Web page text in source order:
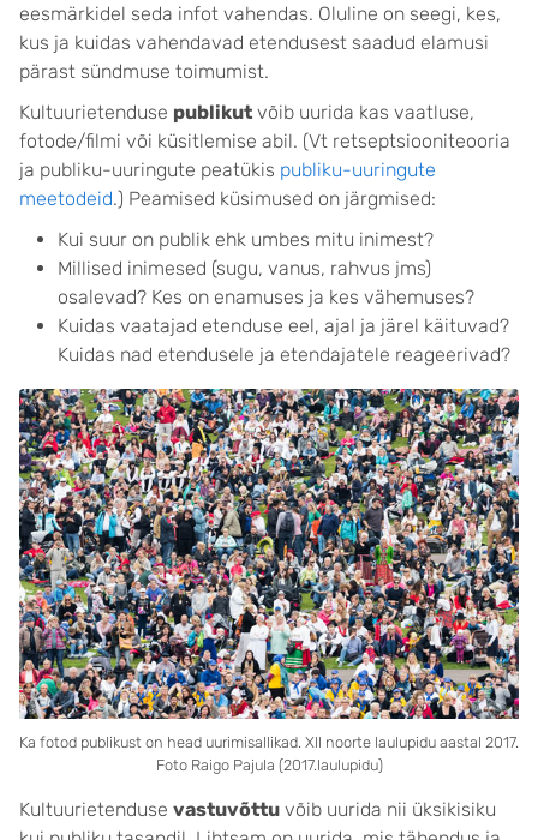
eesmärkidel seda infot vahendas. Oluline on seegi, kes,
kus ja kuidas vahendavad etendusest saadud elamusi
pärast sündmuse toimumist.
Kultuurietenduse publikut võib uurida kas vaatluse,
fotode/filmi või küsitlemise abil. (Vt retseptsiooniteooria
ja publiku-uuringute peatükis publiku-uuringute
meetodeid.) Peamised küsimused on järgmised:
Kui suur on publik ehk umbes mitu inimest?
Millised inimesed (sugu, vanus, rahvus jms)
osalevad? Kes on enamuses ja kes vähemuses?
Kuidas vaatajad etenduse eel, ajal ja järel käituvad?
Kuidas nad etendusele ja etendajatele reageerivad?
Ka fotod publikust on head uurimisallikad. XII noorte laulupidu aastal 2017.
Foto Raigo Pajula (2017.laulupidu)
Kultuurietenduse vastuvõttu võib uurida nii üksikisiku